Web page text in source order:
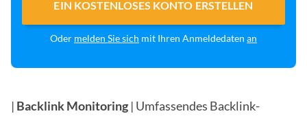
EIN KOSTENLOSES KONTO ERSTELLEN
Oder melden Sie sich mit Ihren Anmeldedaten an
| Backlink Monitoring | Umfassendes Backlink-